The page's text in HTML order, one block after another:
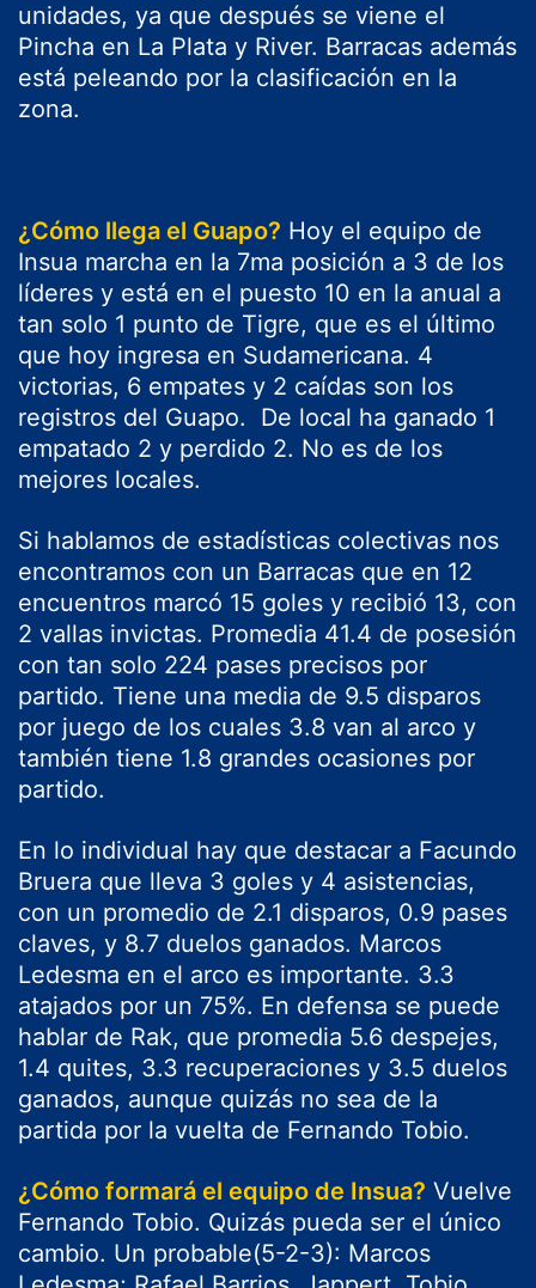
unidades, ya que después se viene el
Pincha en La Plata y River. Barracas además
está peleando por la clasificación en la
zona.
¿Cómo llega el Guapo? Hoy el equipo de
Insua marcha en la 7ma posición a 3 de los
líderes y está en el puesto 10 en la anual a
tan solo 1 punto de Tigre, que es el último
que hoy ingresa en Sudamericana. 4
victorias, 6 empates y 2 caídas son los
registros del Guapo. De local ha ganado 1
empatado 2 y perdido 2. No es de los
mejores locales.
Si hablamos de estadísticas colectivas nos
encontramos con un Barracas que en 12
encuentros marcó 15 goles y recibió 13, con
2 vallas invictas. Promedia 41.4 de posesión
con tan solo 224 pases precisos por
partido. Tiene una media de 9.5 disparos
por juego de los cuales 3.8 van al arco y
también tiene 1.8 grandes ocasiones por
partido.
En lo individual hay que destacar a Facundo
Bruera que lleva 3 goles y 4 asistencias,
con un promedio de 2.1 disparos, 0.9 pases
claves, y 8.7 duelos ganados. Marcos
Ledesma en el arco es importante. 3.3
atajados por un 75%. En defensa se puede
hablar de Rak, que promedia 5.6 despejes,
1.4 quites, 3.3 recuperaciones y 3.5 duelos
ganados, aunque quizás no sea de la
partida por la vuelta de Fernando Tobio.
¿Cómo formará el equipo de Insua? Vuelve
Fernando Tobio. Quizás pueda ser el único
cambio. Un probable(5-2-3): Marcos